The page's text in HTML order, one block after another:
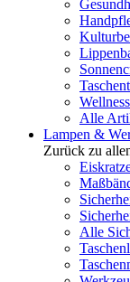
Wellness
Alle
Lampen &
Zurück zu
Alle